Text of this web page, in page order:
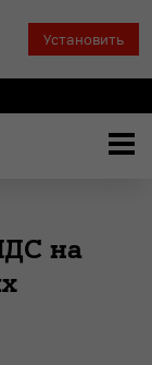
Установить
на